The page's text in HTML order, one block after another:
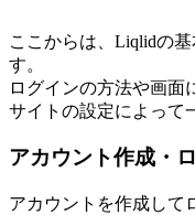
ここからは、Liqlidの
す。
ログインの方法や画面
サイトの設定によって
アカウント作成・
アカウントを作成して